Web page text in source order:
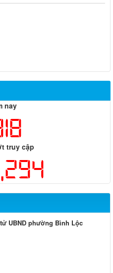
nay
truy cập
UBND phường Bình Lộc